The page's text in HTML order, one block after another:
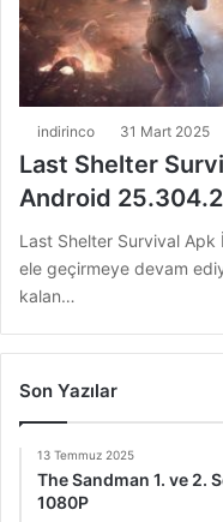
indirinco 31 Mart 2025
Last Shelter
Android 25.304.2
Last Shelter Survival Apk
ele geçirmeye devam
kalan…
Son Yazılar
13 Temmuz 2025
The Sandman 1. ve 2.
1080P